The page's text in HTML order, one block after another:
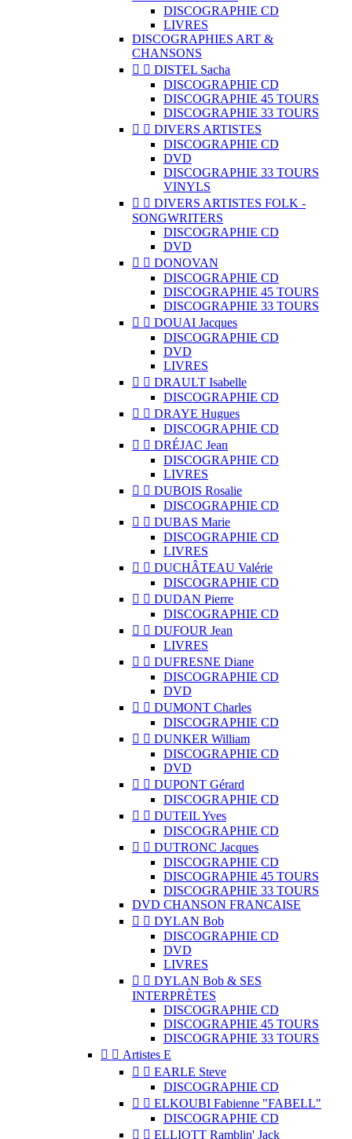
DISCOGRAPHIE CD
LIVRES
DISCOGRAPHIES ART &
CHANSONS
  DISTEL Sacha
DISCOGRAPHIE CD
DISCOGRAPHIE 45 TOURS
DISCOGRAPHIE 33 TOURS
  DIVERS ARTISTES
DISCOGRAPHIE CD
DVD
DISCOGRAPHIE 33 TOURS
VINYLS
  DIVERS ARTISTES FOLK -
SONGWRITERS
DISCOGRAPHIE CD
DVD
  DONOVAN
DISCOGRAPHIE CD
DISCOGRAPHIE 45 TOURS
DISCOGRAPHIE 33 TOURS
  DOUAI Jacques
DISCOGRAPHIE CD
DVD
LIVRES
  DRAULT Isabelle
DISCOGRAPHIE CD
  DRAYE Hugues
DISCOGRAPHIE CD
  DRÉJAC Jean
DISCOGRAPHIE CD
LIVRES
  DUBOIS Rosalie
DISCOGRAPHIE CD
  DUBAS Marie
DISCOGRAPHIE CD
LIVRES
  DUCHÂTEAU Valérie
DISCOGRAPHIE CD
  DUDAN Pierre
DISCOGRAPHIE CD
  DUFOUR Jean
LIVRES
  DUFRESNE Diane
DISCOGRAPHIE CD
DVD
  DUMONT Charles
DISCOGRAPHIE CD
  DUNKER William
DISCOGRAPHIE CD
DVD
  DUPONT Gérard
DISCOGRAPHIE CD
  DUTEIL Yves
DISCOGRAPHIE CD
  DUTRONC Jacques
DISCOGRAPHIE CD
DISCOGRAPHIE 45 TOURS
DISCOGRAPHIE 33 TOURS
DVD CHANSON FRANCAISE
  DYLAN Bob
DISCOGRAPHIE CD
DVD
LIVRES
  DYLAN Bob & SES
INTERPRÈTES
DISCOGRAPHIE CD
DISCOGRAPHIE 45 TOURS
DISCOGRAPHIE 33 TOURS
  Artistes E
  EARLE Steve
DISCOGRAPHIE CD
  ELKOUBI Fabienne "FABELL"
DISCOGRAPHIE CD
  ELLIOTT Ramblin' Jack